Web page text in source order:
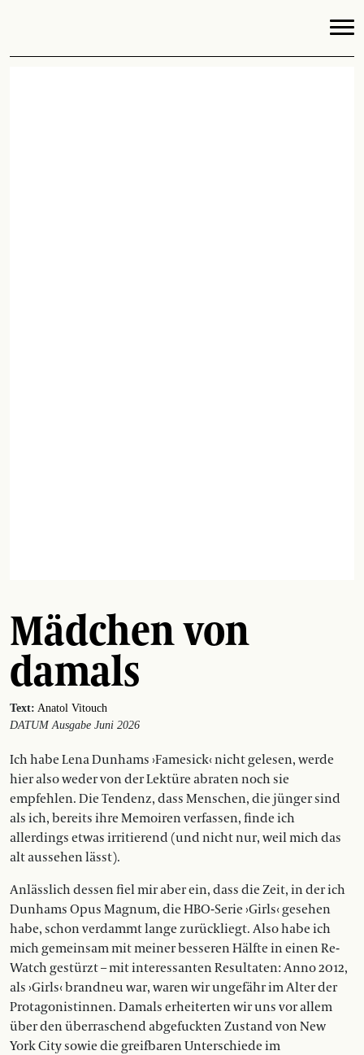
Mädchen von
damals
Text: Anatol Vitouch
DATUM Ausgabe Juni 2026
Ich habe Lena Dunhams ›Famesick‹ nicht gelesen, werde
hier also weder von der Lektüre abraten noch sie
empfehlen. Die Tendenz, dass Menschen, die jünger sind
als ich, bereits ihre Memoiren verfassen, finde ich
allerdings etwas irritierend (und nicht nur, weil mich das
alt aussehen lässt).
Anlässlich dessen fiel mir aber ein, dass die Zeit, in der ich
Dunhams Opus Magnum, die HBO-Serie ›Girls‹ gesehen
habe, schon verdammt lange zurückliegt. Also habe ich
mich gemeinsam mit meiner besseren Hälfte in einen Re-
Watch gestürzt – mit interessanten Resultaten: Anno 2012,
als ›Girls‹ brandneu war, waren wir ungefähr im Alter der
Protagonistinnen. Damals erheiterten wir uns vor allem
über den überraschend abgefuckten Zustand von New
York City sowie die greifbaren Unterschiede im